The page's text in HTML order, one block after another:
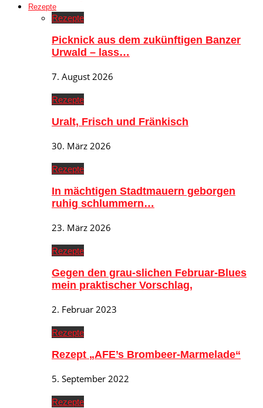
Rezepte
Rezepte
Picknick aus dem zukünftigen Banzer
Urwald – lass…
7. August 2026
Rezepte
Uralt, Frisch und Fränkisch
30. März 2026
Rezepte
In mächtigen Stadtmauern geborgen
ruhig schlummern…
23. März 2026
Rezepte
Gegen den grau-slichen Februar-Blues
mein praktischer Vorschlag,
2. Februar 2023
Rezepte
Rezept „AFE’s Brombeer-Marmelade“
5. September 2022
Rezepte